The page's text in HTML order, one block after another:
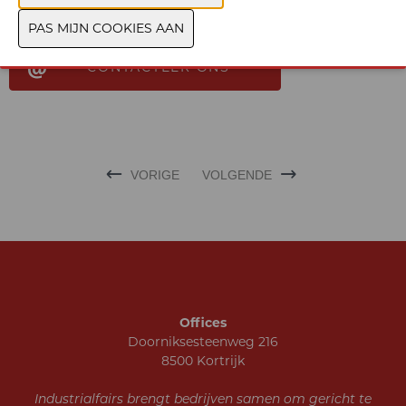
CONTACTEER ONS
VORIGE VOLGENDE
Offices
Doorniksesteenweg 216
8500 Kortrijk
Industrialfairs brengt bedrijven samen om gericht te